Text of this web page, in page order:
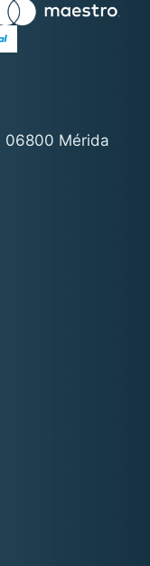
06800 Mérida